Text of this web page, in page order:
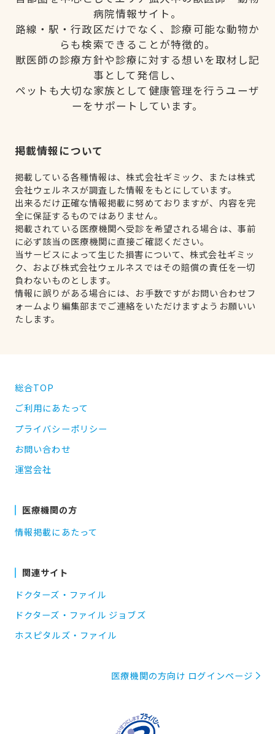
病院情報サイト。
路線・駅・行政区だけでなく、診療可能な動物か
らも検索できることが特徴的。
獣医師の診療方針や診療に対する想いを取材し記
事として発信し、
ペットも大切な家族として健康管理を行うユーザ
ーをサポートしています。
掲載情報について
掲載している各種情報は、株式会社ギミック、または株式
会社ウェルネスが調査した情報をもとにしています。
出来るだけ正確な情報掲載に努めておりますが、内容を完
全に保証するものではありません。
掲載されている医療機関へ受診を希望される場合は、事前
に必ず該当の医療機関に直接ご確認ください。
当サービスによって生じた損害について、株式会社ギミッ
ク、および株式会社ウェルネスではその賠償の責任を一切
負わないものとします。
情報に誤りがある場合には、お手数ですがお問い合わせフ
ォームより編集部までご連絡をいただけますようお願いい
たします。
総合TOP
ご利用にあたって
プライバシーポリシー
お問い合わせ
運営会社
医療機関の方
情報掲載にあたって
関連サイト
ドクターズ・ファイル
ドクターズ・ファイル ジョブズ
ホスピタルズ・ファイル
医療機関の方向け ログインページ